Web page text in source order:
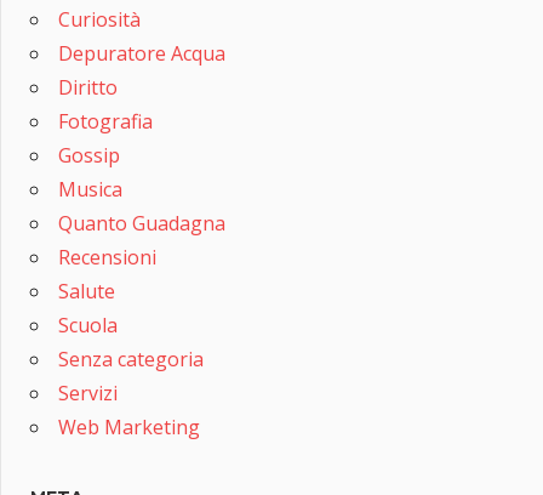
Curiosità
Depuratore Acqua
Diritto
Fotografia
Gossip
Musica
Quanto Guadagna
Recensioni
Salute
Scuola
Senza categoria
Servizi
Web Marketing